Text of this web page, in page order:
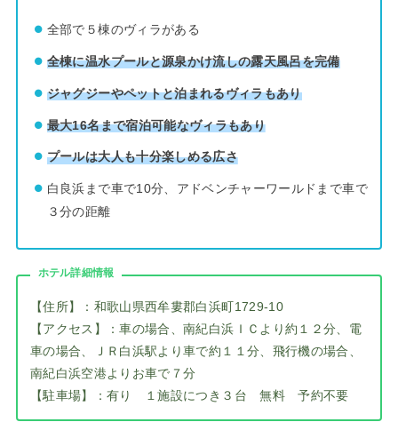
全部で５棟のヴィラがある
全棟に温水プールと源泉かけ流しの露天風呂を完備
ジャグジーやペットと泊まれるヴィラもあり
最大16名まで宿泊可能なヴィラもあり
プールは大人も十分楽しめる広さ
白良浜まで車で10分、アドベンチャーワールドまで車で
３分の距離
ホテル詳細情報
【住所】：和歌山県西牟婁郡白浜町1729-10
【アクセス】：車の場合、南紀白浜ＩＣより約１２分、電
車の場合、ＪＲ白浜駅より車で約１１分、飛行機の場合、
南紀白浜空港よりお車で７分
【駐車場】：有り １施設につき３台 無料 予約不要